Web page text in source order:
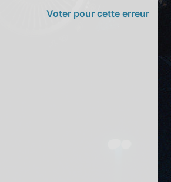
Voter pour cette erreur